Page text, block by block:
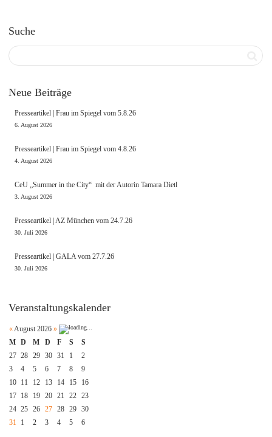
Suche
Neue Beiträge
Presseartikel | Frau im Spiegel vom 5.8.26
6. August 2026
Presseartikel | Frau im Spiegel vom 4.8.26
4. August 2026
CeU „Summer in the City“ mit der Autorin Tamara Dietl
3. August 2026
Presseartikel | AZ München vom 24.7.26
30. Juli 2026
Presseartikel | GALA vom 27.7.26
30. Juli 2026
Veranstaltungskalender
«August 2026 »
M D M D F S
S
27 28 29 30 31 1
2
3
4 5 6 7 8
9
10 11 12 13 14 15
16
17 18 19 20 21 22 23
24 25 26 27 28 29 30
31 1 2 3 4 5 6